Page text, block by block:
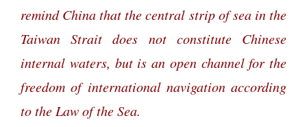
remind China that the central strip of sea in the
Taiwan Strait does not constitute Chinese
internal waters, but is an open channel for the
freedom of international navigation according
to the Law of the Sea.